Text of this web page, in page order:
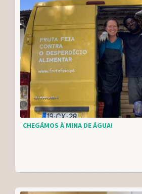
CHEGÁMOS À MINA DE ÁGUA!